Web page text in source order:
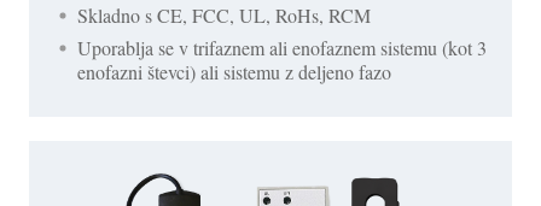
Skladno s CE, FCC, UL, RoHs, RCM
Uporablja se v trifaznem ali enofaznem sistemu (kot 3
enofazni števci) ali sistemu z deljeno fazo